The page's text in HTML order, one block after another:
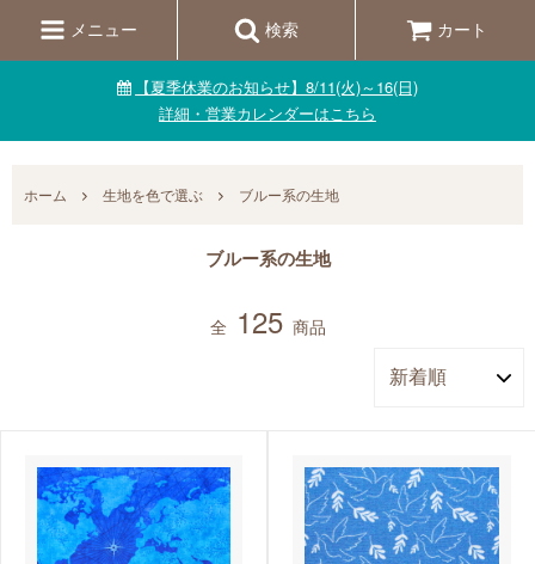
メニュー 検索 カート
【夏季休業のお知らせ】8/11(火)～16(日)
詳細・営業カレンダーはこちら
ホーム 生地を色で選ぶ ブルー系の生地
ブルー系の生地
全 125 商品